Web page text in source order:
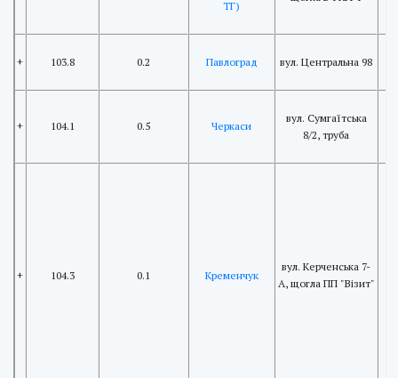
ТГ)
+ 103.8 0.2 Павлоград вул. Центральна 98
+ 104.1 0.5 Черкаси
вул. Сумгаїтська
8/2, труба
+ 104.3 0.1 Кременчук
вул. Керченська 7-
А, щогла ПП "Візит"